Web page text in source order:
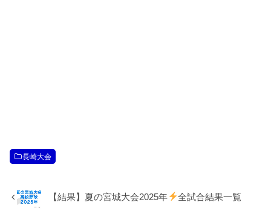
長崎大会
【結果】夏の宮城大会2025年 全試合結果一覧